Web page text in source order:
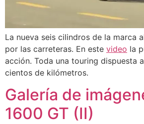
La nueva seis cilindros de la marca
por las carreteras. En este video la
acción. Toda una touring dispuesta
cientos de kilómetros.
Galería de
1600 GT (II)